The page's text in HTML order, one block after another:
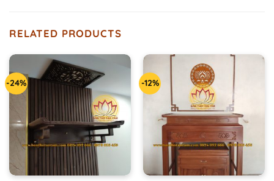
RELATED PRODUCTS
-24% -12%